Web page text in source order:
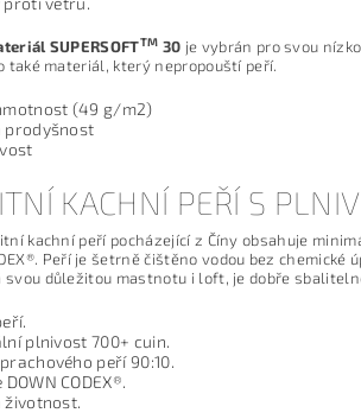
SUPERSOFTTM 30 je vybrán pro svou
také materiál, který nepropouští peří.
(49 g/m2)
prodyšnost
KACHNÍ PEŘÍ S
kachní peří pocházející z Číny obsahuje
Peří je šetrně čištěno vodou bez
svou důležitou mastnotu i loft, je dobře
plnivost 700+ cuin.
peří 90:10.
CODEX®.
životnost.